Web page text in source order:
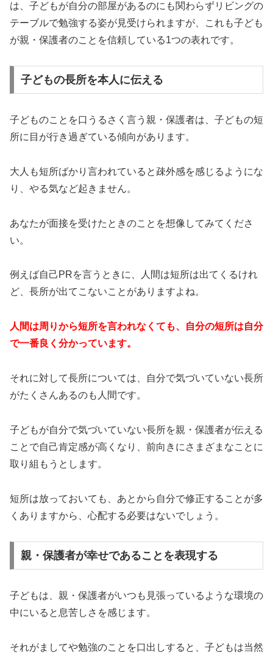
は、子どもが自分の部屋があるのにも関わらずリビングの
テーブルで勉強する姿が見受けられますが、これも子ども
が親・保護者のことを信頼している1つの表れです。
子どもの長所を本人に伝える
子どものことを口うるさく言う親・保護者は、子どもの短
所に目が行き過ぎている傾向があります。
大人も短所ばかり言われていると疎外感を感じるようにな
り、やる気など起きません。
あなたが面接を受けたときのことを想像してみてくださ
い。
例えば自己PRを言うときに、人間は短所は出てくるけれ
ど、長所が出てこないことがありますよね。
人間は周りから短所を言われなくても、自分の短所は自分
で一番良く分かっています。
それに対して長所については、自分で気づいていない長所
がたくさんあるのも人間です。
子どもが自分で気づいていない長所を親・保護者が伝える
ことで自己肯定感が高くなり、前向きにさまざまなことに
取り組もうとします。
短所は放っておいても、あとから自分で修正することが多
くありますから、心配する必要はないでしょう。
親・保護者が幸せであることを表現する
子どもは、親・保護者がいつも見張っているような環境の
中にいると息苦しさを感じます。
それがましてや勉強のことを口出しすると、子どもは当然